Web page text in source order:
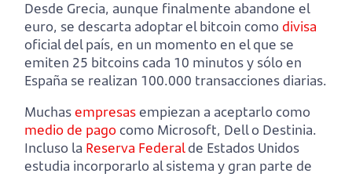
Desde Grecia, aunque finalmente abandone el
euro, se descarta adoptar el bitcoin como divisa
oficial del país, en un momento en el que se
emiten 25 bitcoins cada 10 minutos y sólo en
España se realizan 100.000 transacciones diarias.
Muchasempresasempiezan a aceptarlo como
medio de pagocomo Microsoft, Dell o Destinia.
Incluso la Reserva Federalde Estados Unidos
estudia incorporarlo al sistema y gran parte de